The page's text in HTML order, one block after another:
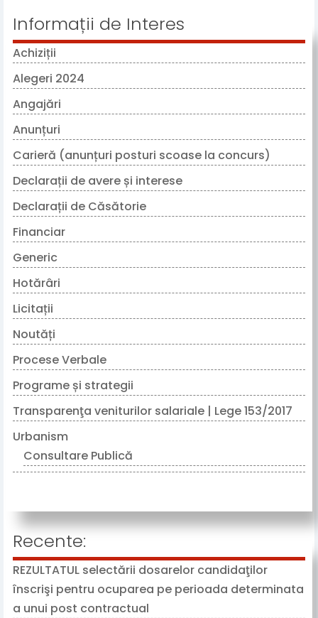
Informații de Interes
Achiziții
Alegeri 2024
Angajări
Anunțuri
Carieră (anunțuri posturi scoase la concurs)
Declarații de avere și interese
Declarații de Căsătorie
Financiar
Generic
Hotărâri
Licitații
Noutăți
Procese Verbale
Programe și strategii
Transparenţa veniturilor salariale | Lege 153/2017
Urbanism
Consultare Publică
Recente:
REZULTATUL selectării dosarelor candidaţilor
înscrişi pentru ocuparea pe perioada determinata
a unui post contractual